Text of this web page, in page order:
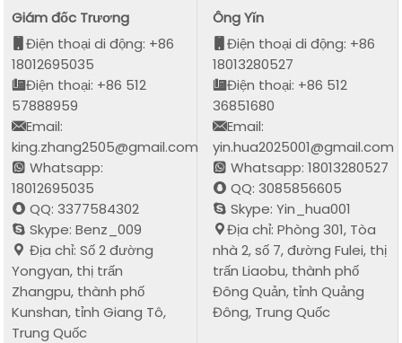
Giám đốc Trương
Điện thoại di động: +86
18012695035
Điện thoại: +86 512
57888959
Email:
king.zhang2505@gmail.com
Whatsapp:
18012695035
QQ: 3377584302
Skype: Benz_009
Địa chỉ: Số 2 đường
Yongyan, thị trấn
Zhangpu, thành phố
Kunshan, tỉnh Giang Tô,
Trung Quốc
Ông Yǐn
Điện thoại di động: +86
18013280527
Điện thoại: +86 512
36851680
Email:
yin.hua2025001@gmail.com
Whatsapp: 18013280527
QQ: 3085856605
Skype: Yin_hua001
Địa chỉ: Phòng 301, Tòa
nhà 2, số 7, đường Fulei, thị
trấn Liaobu, thành phố
Đông Quản, tỉnh Quảng
Đông, Trung Quốc